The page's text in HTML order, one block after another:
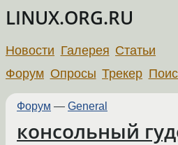
LINUX.ORG.RU
Новости Галерея Статьи
Форум Опросы Трекер
Форум — General
консольный